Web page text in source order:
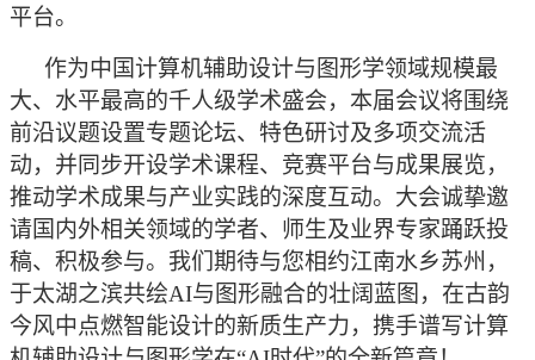
平台。
作为中国计算机辅助设计与图形学领域规模最
大、水平最高的千人级学术盛会，本届会议将围绕
前沿议题设置专题论坛、特色研讨及多项交流活
动，并同步开设学术课程、竞赛平台与成果展览，
推动学术成果与产业实践的深度互动。大会诚挚邀
请国内外相关领域的学者、师生及业界专家踊跃投
稿、积极参与。我们期待与您相约江南水乡苏州，
于太湖之滨共绘AI与图形融合的壮阔蓝图，在古韵
今风中点燃智能设计的新质生产力，携手谱写计算